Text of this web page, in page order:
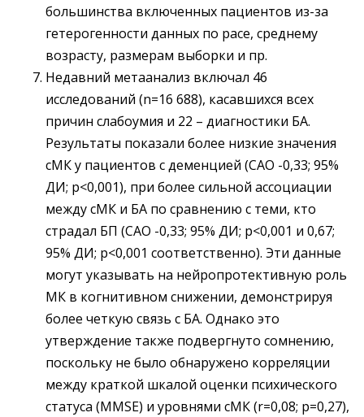
большинства включенных пациентов из-за
гетерогенности данных по расе, среднему
возрасту, размерам выборки и пр.
Недавний метаанализ включал 46
исследований (n=16 688), касавшихся всех
причин слабоумия и 22 – ​диагностики БА.
Результаты показали более низкие значения
сМК у пациентов с деменцией (САО -0,33; 95%
ДИ; р<0,001), при более сильной ассоциации
между сМК и БА по сравнению с теми, кто
страдал БП (САО -0,33; 95% ДИ; p<0,001 и 0,67;
95% ДИ; p<0,001 соответственно). Эти данные
могут указывать на нейропротективную роль
МК в когнитивном снижении, демонстрируя
более четкую связь с БА. Однако это
утверждение также подвергнуто сомнению,
поскольку не было обнаружено корреляции
между краткой шкалой оценки психического
статуса (MMSE) и уровнями сМК (r=0,08; р=0,27),